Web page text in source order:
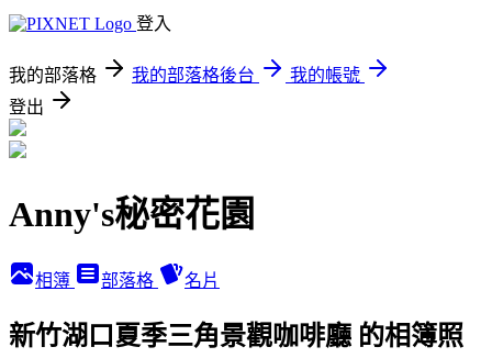
登入
我的部落格 我的部落格後台
我的帳號
登出
Anny's秘密花園
相簿 部落格 名片
新竹湖口夏季三角景觀咖啡廳 的相簿照